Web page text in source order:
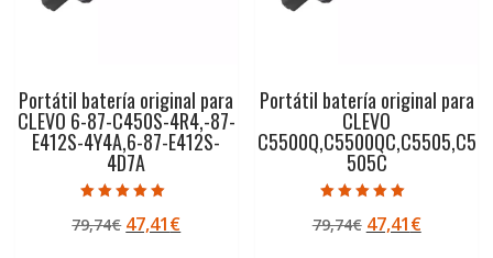
Portátil batería original para
CLEVO 6-87-C450S-4R4,-87-
E412S-4Y4A,6-87-E412S-
4D7A
5.00
de 5
79,74€ El
47,41€El
Portátil batería original para
CLEVO
C5500Q,C5500QC,C5505,C5
505C
5.00
de 5
79,74€ El
47,41€El